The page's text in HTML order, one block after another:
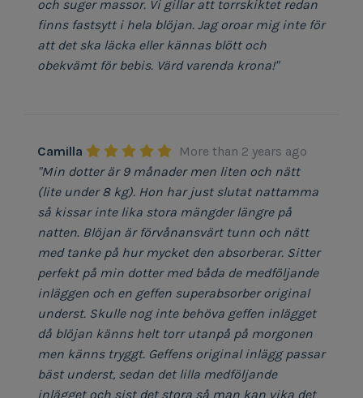
och suger massor. Vi gillar att torrskiktet redan
finns fastsytt i hela blöjan. Jag oroar mig inte för
att det ska läcka eller kännas blött och
obekvämt för bebis. Värd varenda krona!"
Camilla
More than 2 years ago
"Min dotter är 9 månader men liten och nätt
(lite under 8 kg). Hon har just slutat nattamma
så kissar inte lika stora mängder längre på
natten. Blöjan är förvånansvärt tunn och nätt
med tanke på hur mycket den absorberar. Sitter
perfekt på min dotter med båda de medföljande
inläggen och en geffen superabsorber original
underst. Skulle nog inte behöva geffen inlägget
då blöjan känns helt torr utanpå på morgonen
men känns tryggt. Geffens original inlägg passar
bäst underst, sedan det lilla medföljande
inlägget och sist det stora så man kan vika det